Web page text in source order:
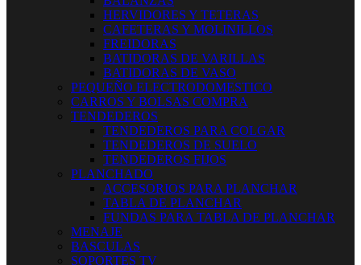
HERVIDORES Y TETERAS
CAFETERAS Y MOLINILLOS
FREIDORAS
BATIDORAS DE VARILLAS
BATIDORAS DE VASO
PEQUEÑO ELECTRODOMESTICO
CARROS Y BOLSAS COMPRA
TENDEDEROS
TENDEDEROS PARA COLGAR
TENDEDEROS DE SUELO
TENDEDEROS FIJOS
PLANCHADO
ACCESORIOS PARA PLANCHAR
TABLA DE PLANCHAR
FUNDAS PARA TABLA DE PLANCHAR
MENAJE
BASCULAS
SOPORTES TV